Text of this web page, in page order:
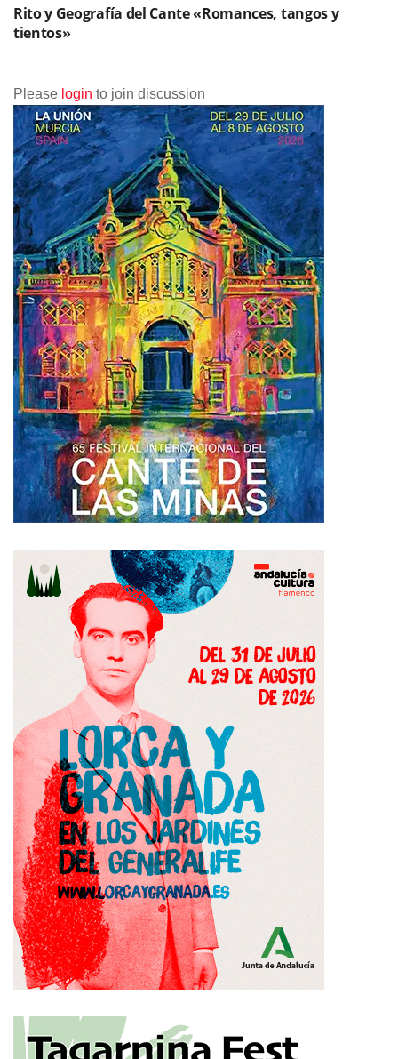
Rito y Geografía del Cante «Romances, tangos y
tientos»
Please login to join discussion